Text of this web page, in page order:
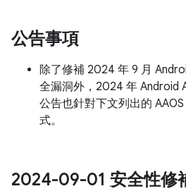
公告事項
除了修補 2024 年 9 月
全漏洞外，2024 年 Android
公告也針對下文列出的
式。
2024-09-01 安全性修